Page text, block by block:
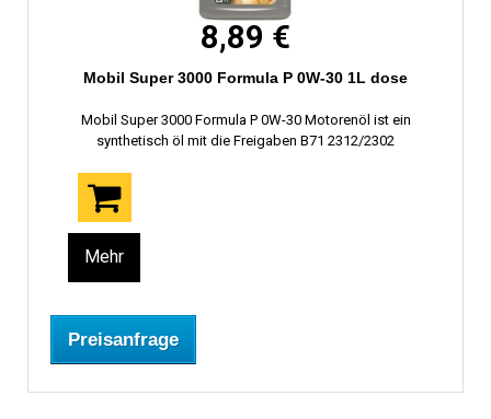
8,89 €
Mobil Super 3000 Formula P 0W-30 1L dose
Mobil Super 3000 Formula P 0W-30 Motorenöl ist ein
synthetisch öl mit die Freigaben B71 2312/2302
Mehr
Preisanfrage